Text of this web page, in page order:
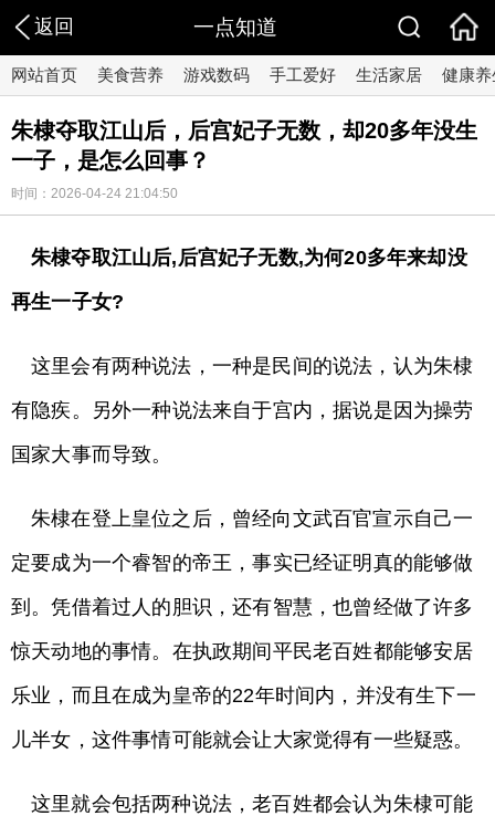
返回 一点知道
网站首页 美食营养 游戏数码 手工爱好 生活家居 健康养
朱棣夺取江山后，后宫妃子无数，却20多年没生
一子，是怎么回事？
时间：2026-04-24 21:04:50
朱棣夺取江山后,后宫妃子无数,为何20多年来却没
再生一子女?
这里会有两种说法，一种是民间的说法，认为朱棣
有隐疾。另外一种说法来自于宫内，据说是因为操劳
国家大事而导致。
朱棣在登上皇位之后，曾经向文武百官宣示自己一
定要成为一个睿智的帝王，事实已经证明真的能够做
到。凭借着过人的胆识，还有智慧，也曾经做了许多
惊天动地的事情。在执政期间平民老百姓都能够安居
乐业，而且在成为皇帝的22年时间内，并没有生下一
儿半女，这件事情可能就会让大家觉得有一些疑惑。
这里就会包括两种说法，老百姓都会认为朱棣可能